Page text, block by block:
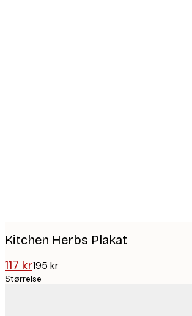
Kitchen Herbs Plakat
117 kr195 kr
Størrelse